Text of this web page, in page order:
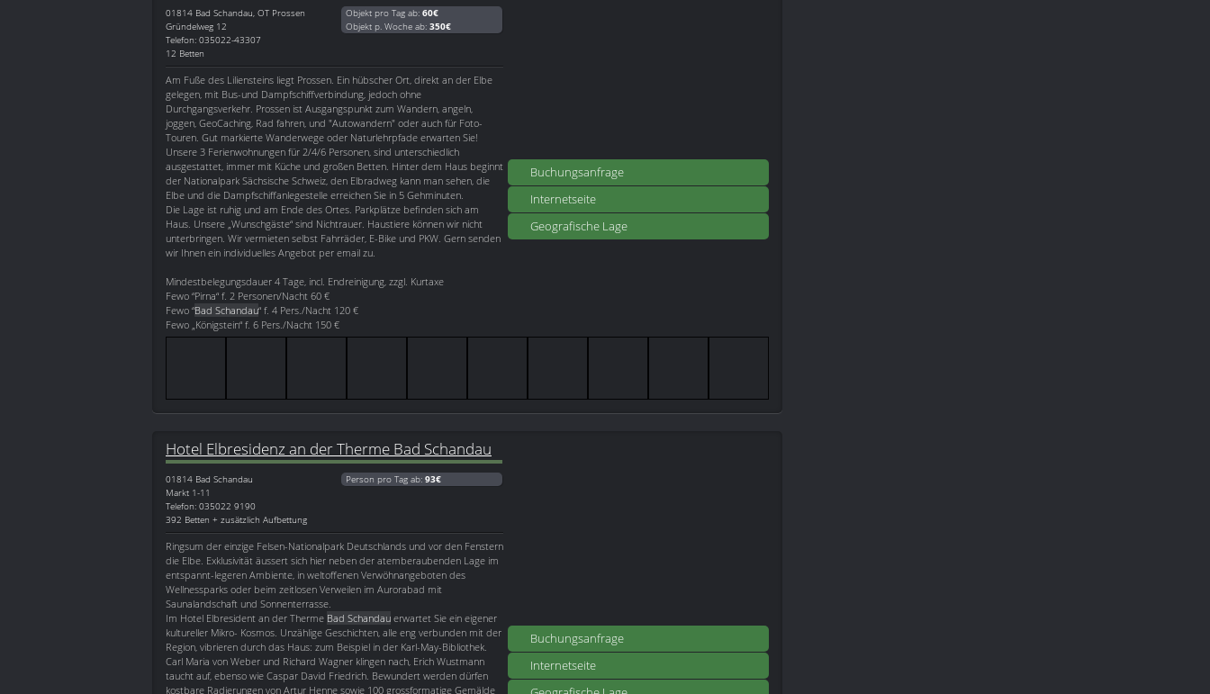
Buchungsanfrage
Internetseite
Geografische Lage
01814 Bad Schandau, OT Prossen
Gründelweg 12
Telefon: 035022-43307
12 Betten
Objekt pro Tag ab: 60€
Objekt p. Woche ab: 350€
Am Fuße des Liliensteins liegt Prossen. Ein hübscher Ort, direkt an der Elbe
gelegen, mit Bus-und Dampfschiffverbindung, jedoch ohne
Durchgangsverkehr. Prossen ist Ausgangspunkt zum Wandern, angeln,
joggen, GeoCaching, Rad fahren, und "Autowandern" oder auch für Foto-
Touren. Gut markierte Wanderwege oder Naturlehrpfade erwarten Sie!
Unsere 3 Ferienwohnungen für 2/4/6 Personen, sind unterschiedlich
ausgestattet, immer mit Küche und großen Betten. Hinter dem Haus beginnt
der Nationalpark Sächsische Schweiz, den Elbradweg kann man sehen, die
Elbe und die Dampfschiffanlegestelle erreichen Sie in 5 Gehminuten.
Die Lage ist ruhig und am Ende des Ortes. Parkplätze befinden sich am
Haus. Unsere „Wunschgäste“ sind Nichtrauer. Haustiere können wir nicht
unterbringen. Wir vermieten selbst Fahrräder, E-Bike und PKW. Gern senden
wir Ihnen ein individuelles Angebot per email zu.
Mindestbelegungsdauer 4 Tage, incl. Endreinigung, zzgl. Kurtaxe
Fewo “Pirna“ f. 2 Personen/Nacht 60 €
Fewo “Bad Schandau“ f. 4 Pers./Nacht 120 €
Fewo „Königstein“ f. 6 Pers./Nacht 150 €
Buchungsanfrage
Internetseite
Hotel Elbresidenz an der Therme Bad Schandau
01814 Bad Schandau
Markt 1-11
Telefon: 035022 9190
392 Betten + zusätzlich Aufbettung
Person pro Tag ab: 93€
Ringsum der einzige Felsen-Nationalpark Deutschlands und vor den Fenstern
die Elbe. Exklusivität äussert sich hier neben der atemberaubenden Lage im
entspannt-legeren Ambiente, in weltoffenen Verwöhnangeboten des
Wellnessparks oder beim zeitlosen Verweilen im Aurorabad mit
Saunalandschaft und Sonnenterrasse.
Im Hotel Elbresident an der Therme Bad Schandau erwartet Sie ein eigener
kultureller Mikro- Kosmos. Unzählige Geschichten, alle eng verbunden mit der
Region, vibrieren durch das Haus: zum Beispiel in der Karl-May-Bibliothek.
Carl Maria von Weber und Richard Wagner klingen nach, Erich Wustmann
taucht auf, ebenso wie Caspar David Friedrich. Bewundert werden dürfen
kostbare Radierungen von Artur Henne sowie 100 grossformatige Gemälde